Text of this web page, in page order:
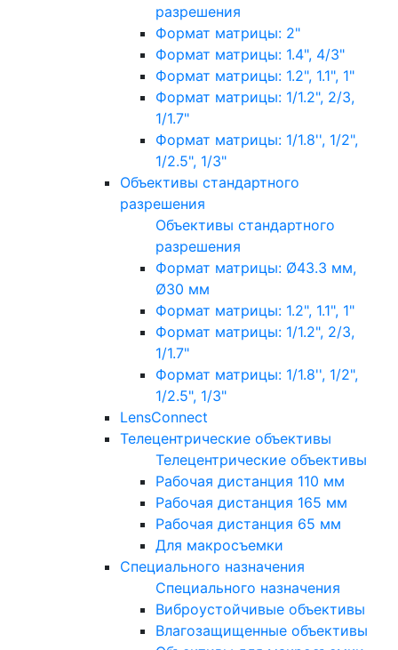
разрешения
Формат матрицы: 2"
Формат матрицы: 1.4", 4/3"
Формат матрицы: 1.2", 1.1", 1"
Формат матрицы: 1/1.2", 2/3,
1/1.7"
Формат матрицы: 1/1.8'', 1/2",
1/2.5", 1/3"
Объективы стандартного
разрешения
Объективы стандартного
разрешения
Формат матрицы: Ø43.3 мм,
Ø30 мм
Формат матрицы: 1.2", 1.1", 1"
Формат матрицы: 1/1.2", 2/3,
1/1.7"
Формат матрицы: 1/1.8'', 1/2",
1/2.5", 1/3"
LensConnect
Телецентрические объективы
Телецентрические объективы
Рабочая дистанция 110 мм
Рабочая дистанция 165 мм
Рабочая дистанция 65 мм
Для макросъемки
Специального назначения
Специального назначения
Виброустойчивые объективы
Влагозащищенные объективы